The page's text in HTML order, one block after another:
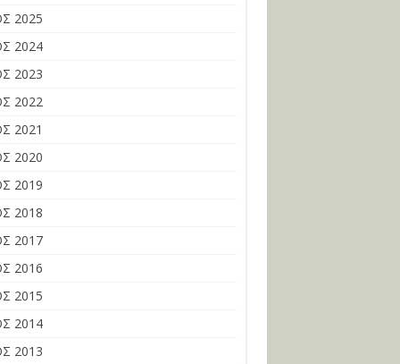
2025
2024
2023
2022
2021
2020
2019
2018
2017
2016
2015
2014
2013